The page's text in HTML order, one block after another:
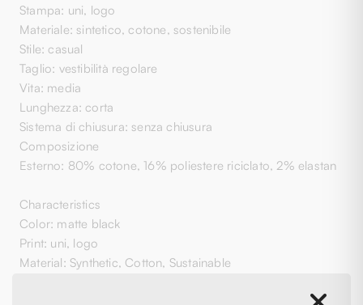
Stampa: uni, logo
Materiale: sintetico, cotone, sostenibile
Stile: casual
Taglio: vestibilità regolare
Vita: media
Lunghezza: corta
Sistema di chiusura: senza chiusura
Composizione
Esterno: 80% cotone, 16% poliestere riciclato, 2% elastan
Characteristics
Color: matte black
Print: uni, logo
Material: Synthetic, Cotton, Sustainable